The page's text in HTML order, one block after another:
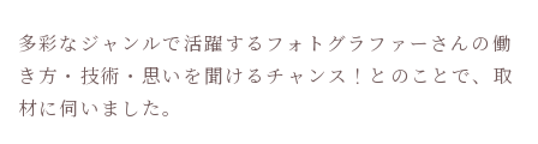
多彩なジャンルで活躍するフォトグラファーさんの働
き方・技術・思いを聞けるチャンス！とのことで、取
材に伺いました。